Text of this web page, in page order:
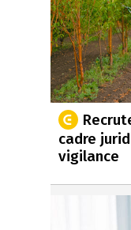
cadre
vigilance